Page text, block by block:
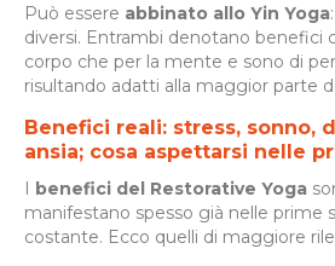
Può essere abbinato allo Yin Yoga
diversi. Entrambi denotano benefici
corpo che per la mente e sono di
risultando adatti alla maggior parte
Benefici reali: stress, sonno,
ansia; cosa aspettarsi nelle
I benefici del Restorative Yoga
manifestano spesso già nelle prime
costante. Ecco quelli di maggiore